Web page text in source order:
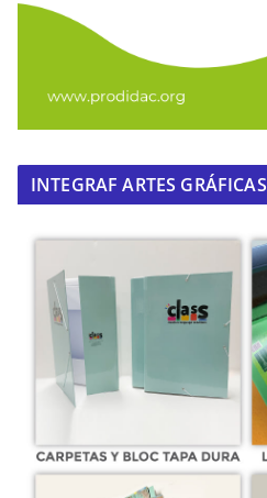
INTEGRAF ARTES GRÁFICAS